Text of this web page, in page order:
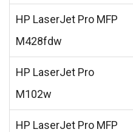
HP LaserJet Pro MFP
M428fdw
HP LaserJet Pro
M102w
HP LaserJet Pro MFP